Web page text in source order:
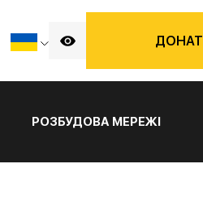
ДОНАТ
РОЗБУДОВА МЕРЕЖІ